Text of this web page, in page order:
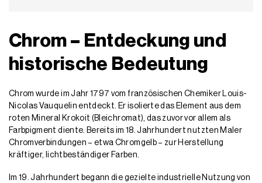
Chrom – Entdeckung und
historische Bedeutung
Chrom wurde im Jahr 1797 vom französischen Chemiker Louis-
Nicolas Vauquelin entdeckt. Er isolierte das Element aus dem
roten Mineral Krokoit (Bleichromat), das zuvor vor allem als
Farbpigment diente. Bereits im 18. Jahrhundert nutzten Maler
Chromverbindungen – etwa Chromgelb – zur Herstellung
kräftiger, lichtbeständiger Farben.
Im 19. Jahrhundert begann die gezielte industrielle Nutzung von